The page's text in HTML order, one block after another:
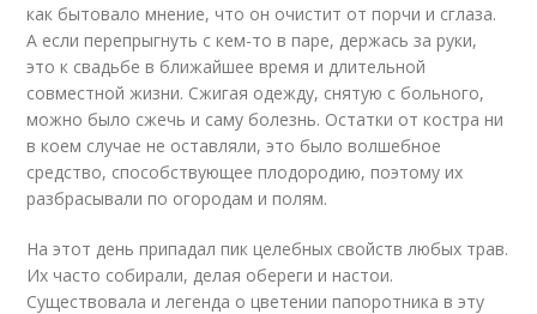
как бытовало мнение, что он очистит от порчи и сглаза.
А если перепрыгнуть с кем-то в паре, держась за руки,
это к свадьбе в ближайшее время и длительной
совместной жизни. Сжигая одежду, снятую с больного,
можно было сжечь и саму болезнь. Остатки от костра ни
в коем случае не оставляли, это было волшебное
средство, способствующее плодородию, поэтому их
разбрасывали по огородам и полям.
На этот день припадал пик целебных свойств любых трав.
Их часто собирали, делая обереги и настои.
Существовала и легенда о цветении папоротника в эту